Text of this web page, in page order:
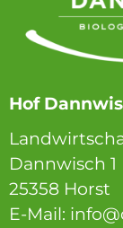
Hof
Dannwisch 1
25358 Horst
E-Mail: